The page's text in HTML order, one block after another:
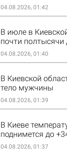
04.08.2026, 01:42
В июле в
почти полтысячи
04.08.2026, 01:40
В Киевской
тело мужчины
04.08.2026, 01:39
В Киеве
поднимется до
04.08.2026, 01:37